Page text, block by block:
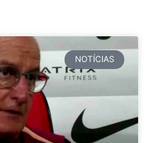
NOTÍCIAS